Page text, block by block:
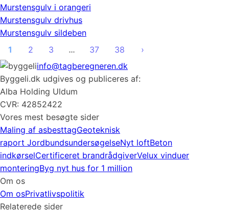
Murstensgulv i orangeri
Murstensgulv drivhus
Murstensgulv sildeben
1
2 3 … 37 38
›
info@tagberegneren.dk
Byggeli.dk udgives og publiceres af:
Alba Holding Uldum
CVR: 42852422
Vores mest besøgte sider
Maling af asbesttagGeoteknisk
raport JordbundsundersøgelseNyt loftBeton
indkørselCertificeret brandrådgiverVelux vinduer
monteringByg nyt hus for 1 million
Om os
Om osPrivatlivspolitik
Relaterede sider